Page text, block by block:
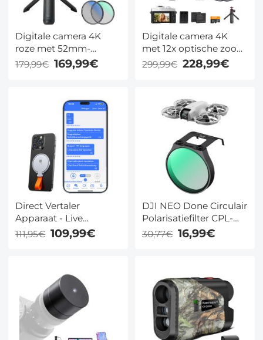
Digitale camera 4K
roze met 52mm-
groothoek- en
Black Mist/CPL &
statief – Kentfaith
179,99€ 169,99€
Digitale camera 4K
met 12x optische zoom
– 75MP-foto’s, Sony
statief – Kentfaith
299,99€ 228,99€
Direct Vertaler
Apparaat - Live
gesprekken Vertalen &
Opnemen - Kentfaith
111,95€ 109,99€
DJI NEO Done Circulair
Polarisatiefilter CPL-
filter Drone CPL-filter
met 28 Multi-
30,77€ 16,99€